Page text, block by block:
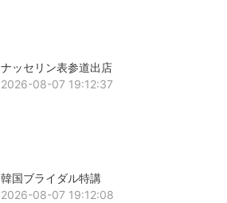
ナッセリン表参道出店
2026-08-07 19:12:37
韓国ブライダル特講
2026-08-07 19:12:08